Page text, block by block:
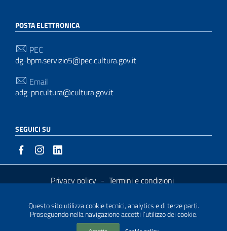
Questo sito utilizza cookie tecnici, analytics e di terze parti.
Proseguendo nella navigazione accetti l’utilizzo dei cookie.
POSTA ELETTRONICA
PEC
dg-bpm.servizio5@pec.cultura.gov.it
Email
adg-pncultura@cultura.gov.it
SEGUICI SU
Privacy policy - Termini e condizioni